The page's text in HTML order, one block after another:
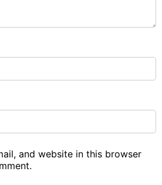
and website in this browser